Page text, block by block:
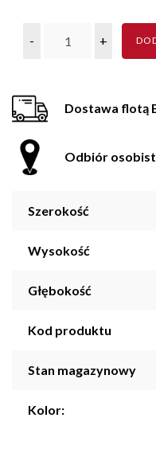
- +
Dostawa flotą
Odbiór
Szerokość
Wysokość
Głębokość
Kod produktu
Stan magazynowy
Kolor: